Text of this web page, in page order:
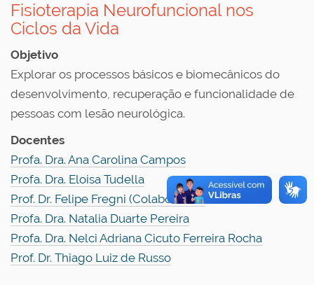
Fisioterapia Neurofuncional nos
Ciclos da Vida
Objetivo
Explorar os processos básicos e biomecânicos do
desenvolvimento, recuperação e funcionalidade de
pessoas com lesão neurológica.
Docentes
Profa. Dra. Ana Carolina Campos
Profa. Dra. Eloisa Tudella
Prof. Dr. Felipe Fregni (Colaborador)
Profa. Dra. Natalia Duarte Pereira
Profa. Dra. Nelci Adriana Cicuto Ferreira Rocha
Prof. Dr. Thiago Luiz de Russo